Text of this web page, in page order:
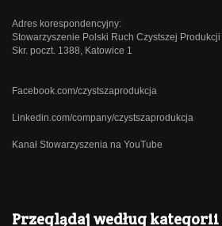
Adres korespondencyjny:
Stowarzyszenie Polski Ruch Czystszej Produkcji
Skr. poczt. 1388, Katowice 1
Facebook.com/czystszaprodukcja
Linkedin.com/company/czystszaprodukcja
Kanał Stowarzyszenia na YouTube
Przeglądaj według kategorii